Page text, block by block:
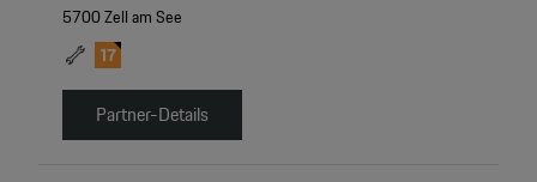
5700 Zell am See
Partner-Details